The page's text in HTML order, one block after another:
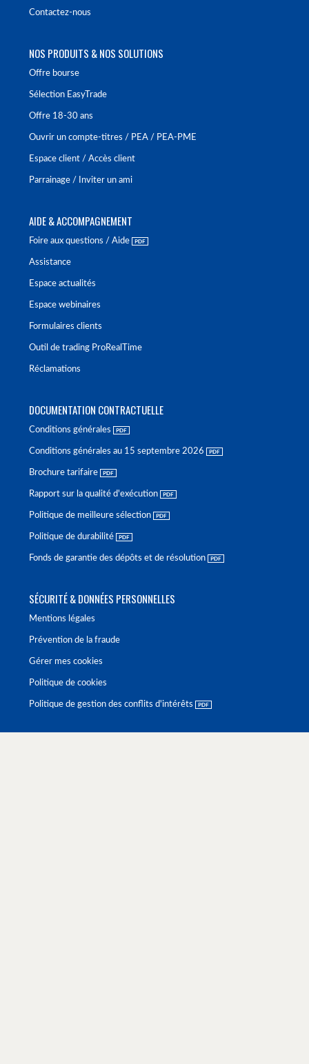
Contactez-nous
NOS PRODUITS & NOS SOLUTIONS
Offre bourse
Sélection EasyTrade
Offre 18-30 ans
Ouvrir un compte-titres / PEA / PEA-PME
Espace client / Accès client
Parrainage / Inviter un ami
AIDE & ACCOMPAGNEMENT
Foire aux questions / Aide
Assistance
Espace actualités
Espace webinaires
Formulaires clients
Outil de trading ProRealTime
Réclamations
DOCUMENTATION CONTRACTUELLE
Conditions générales
Conditions générales au 15 septembre 2026
Brochure tarifaire
Rapport sur la qualité d'exécution
Politique de meilleure sélection
Politique de durabilité
Fonds de garantie des dépôts et de résolution
SÉCURITÉ & DONNÉES PERSONNELLES
Mentions légales
Prévention de la fraude
Gérer mes cookies
Politique de cookies
Politique de gestion des conflits d'intérêts